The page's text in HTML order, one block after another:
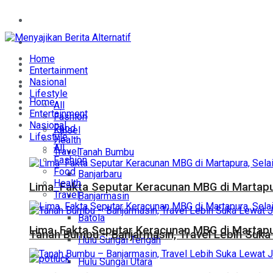
Entertainment
Nasional
Lifestyle
Daerah
Kalsel
Tanah Bumbu
Banjarbaru
Banjarmasin
Batola
Hulu Sungai Tengah
Hulu Sungai Utara
Home
Entertainment
Nasional
Lifestyle
All
Fashion
Food
Health
Travel
Lima Fakta Seputar Keracunan MBG di
Tanah Bumbu – Banjarmasin, Travel Lebih
Home
Entertainment
Nasional
Lifestyle
All
Fashion
Food
Health
Travel
Lima Fakta Seputar Keracunan MBG di